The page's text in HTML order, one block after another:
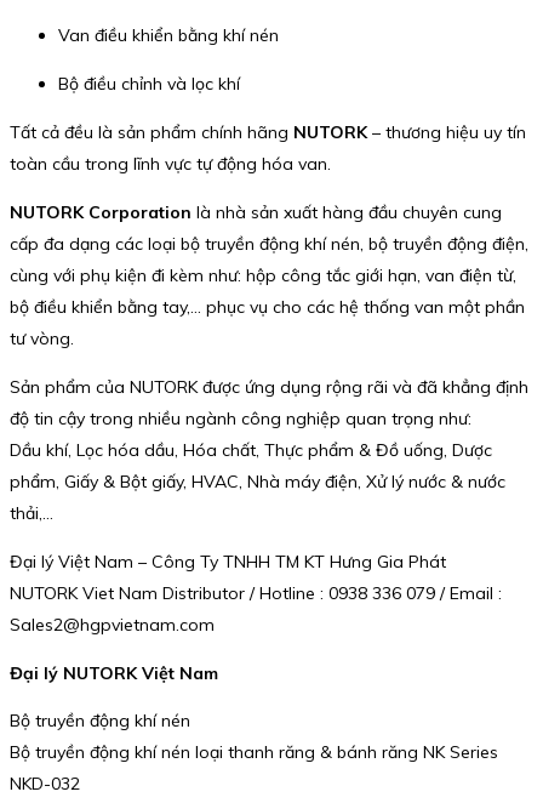
Van điều khiển bằng khí nén
Bộ điều chỉnh và lọc khí
Tất cả đều là sản phẩm chính hãng NUTORK– thương hiệu uy tín
toàn cầu trong lĩnh vực tự động hóa van.
NUTORK Corporation là nhà sản xuất hàng đầu chuyên cung
cấp đa dạng các loại bộ truyền động khí nén, bộ truyền động điện,
cùng với phụ kiện đi kèm như: hộp công tắc giới hạn, van điện từ,
bộ điều khiển bằng tay,… phục vụ cho các hệ thống van một phần
tư vòng.
Sản phẩm của NUTORK được ứng dụng rộng rãi và đã khẳng định
độ tin cậy trong nhiều ngành công nghiệp quan trọng như:
Dầu khí, Lọc hóa dầu, Hóa chất, Thực phẩm & Đồ uống, Dược
phẩm, Giấy & Bột giấy, HVAC, Nhà máy điện, Xử lý nước & nước
thải,…
Đại lý Việt Nam – Công Ty TNHH TM KT Hưng Gia Phát
NUTORK Viet Nam Distributor / Hotline : 0938 336 079 / Email :
Sales2@hgpvietnam.com
Đại lý NUTORK Việt Nam
Bộ truyền động khí nén
Bộ truyền động khí nén loại thanh răng & bánh răng NK Series
NKD-032